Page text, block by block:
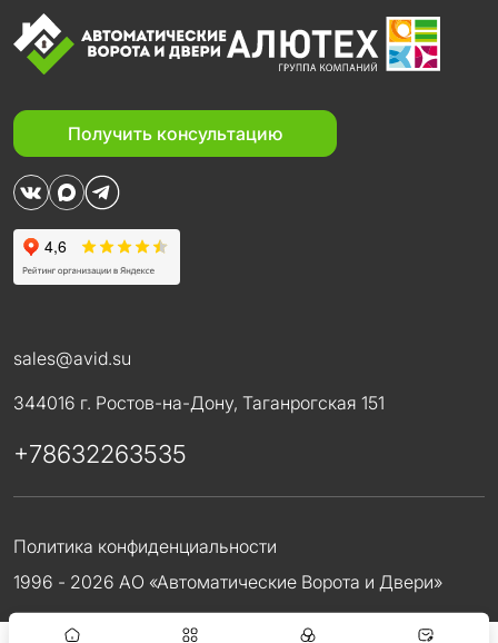
Получить консультацию
sales@avid.su
344016 г. Ростов-на-Дону, Таганрогская 151
+78632263535
Политика конфиденциальности
1996 - 2026 АО «Автоматические Ворота и Двери»